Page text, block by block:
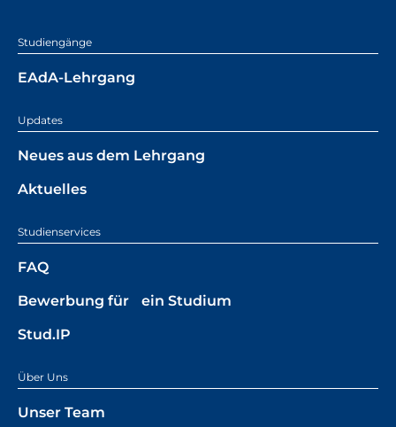
Studiengänge
EAdA-Lehrgang
Updates
Neues aus dem Lehrgang
Aktuelles
Studienservices
FAQ
Bewerbung für ein Studium
Stud.IP
Über Uns
Unser Team